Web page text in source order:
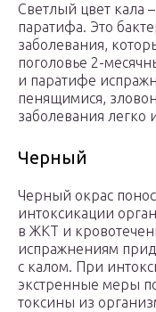
Светлый цвет кала
паратифа. Это
заболевания,
поголовье 2-
и паратифе
пенящимися,
заболевания легко
Черный
Черный окрас
интоксикации
в ЖКТ и
испражнениям
с калом. При
экстренные меры
токсины из